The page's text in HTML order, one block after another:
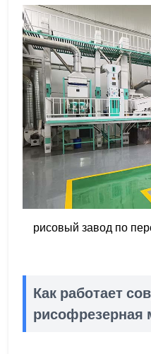
рисовый завод по
Как работает
рисофрезерная